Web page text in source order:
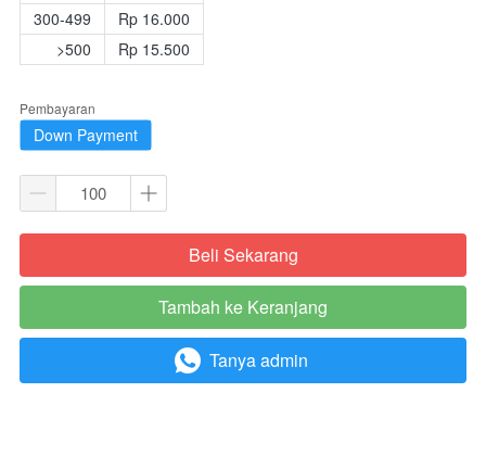
300-499
>500
Rp 16.000
Rp 15.500
Pembayaran
Down Payment
`Beli Sekarang
`
Tambah ke Keranjang
` Tanya admin